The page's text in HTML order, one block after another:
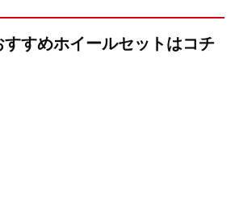
すすめホイールセットはコチ